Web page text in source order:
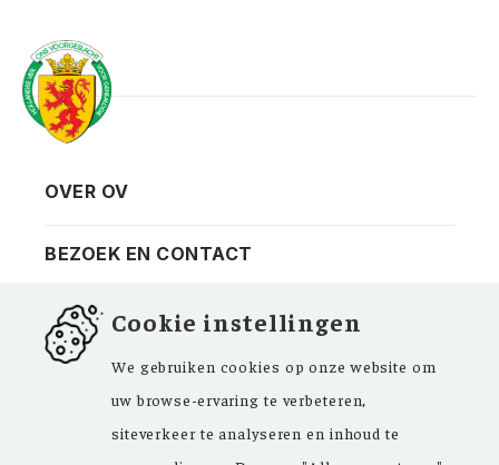
Vereniging
Privacy
ANBI
Contact
Bezoekadres
Vraag en antwoord
OVER OV
BEZOEK EN CONTACT
NIEUWSBRIEF
FACEBOOK
Cookie instellingen
We gebruiken cookies op onze website om
uw browse-ervaring te verbeteren,
siteverkeer te analyseren en inhoud te